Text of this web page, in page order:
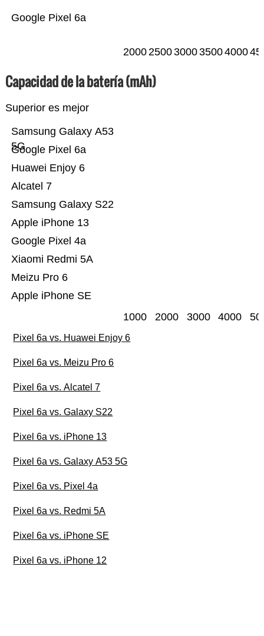
Google Pixel 6a
20002500300035004000
Capacidad de la batería (mAh)
Superior es mejor
Apple iPhone SE
Meizu Pro 6
Xiaomi Redmi 5A
Google Pixel 4a
Apple iPhone 13
Samsung Galaxy S22
Alcatel 7
Huawei Enjoy 6
Google Pixel 6a
Samsung Galaxy A53
5G
1000 2000 3000 4000
Pixel 6a vs. Huawei Enjoy 6
Pixel 6a vs. Meizu Pro 6
Pixel 6a vs. Alcatel 7
Pixel 6a vs. Galaxy S22
Pixel 6a vs. iPhone 13
Pixel 6a vs. Galaxy A53 5G
Pixel 6a vs. Pixel 4a
Pixel 6a vs. Redmi 5A
Pixel 6a vs. iPhone SE
Pixel 6a vs. iPhone 12